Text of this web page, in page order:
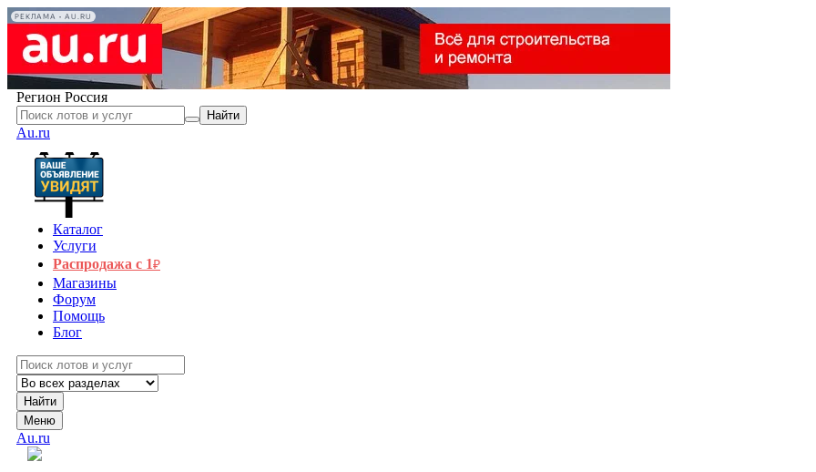
РЕКЛАМА • AU.RU
Регион Россия
Найти
Au.ru
Каталог
Услуги
Распродажа с 1₽
Магазины
Форум
Помощь
Блог
Найти
Меню
Au.ru